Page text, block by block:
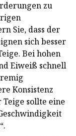
zu
Sie, dass der
sich besser
Bei hohen
Eiweiß schnell
Konsistenz
sollte eine